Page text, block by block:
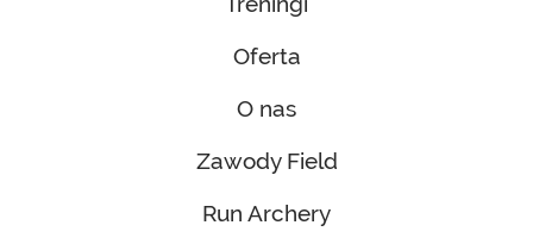
Oferta
O nas
Zawody Field
Run Archery